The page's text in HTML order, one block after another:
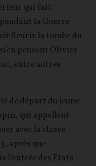
qui fait
la Guerre
fleurir la tombe du
pensent Olivier
entre autres
de départ du jeune
qui appellent
avec la classe
après que
l’entrée des États-